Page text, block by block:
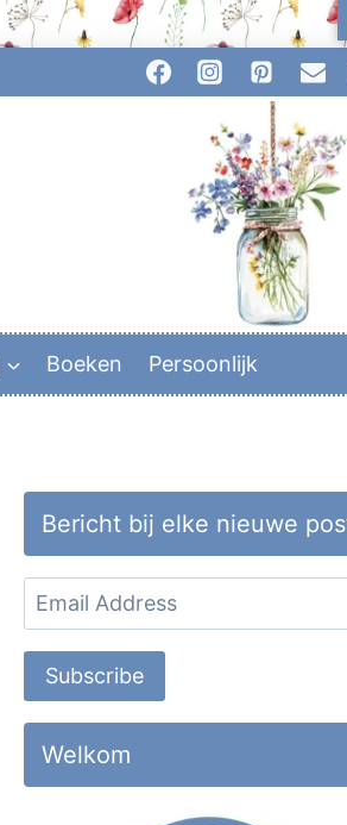
Boeken Persoonlijk
Bericht bij elke nieuwe
Email
Address
Subscribe
Welkom